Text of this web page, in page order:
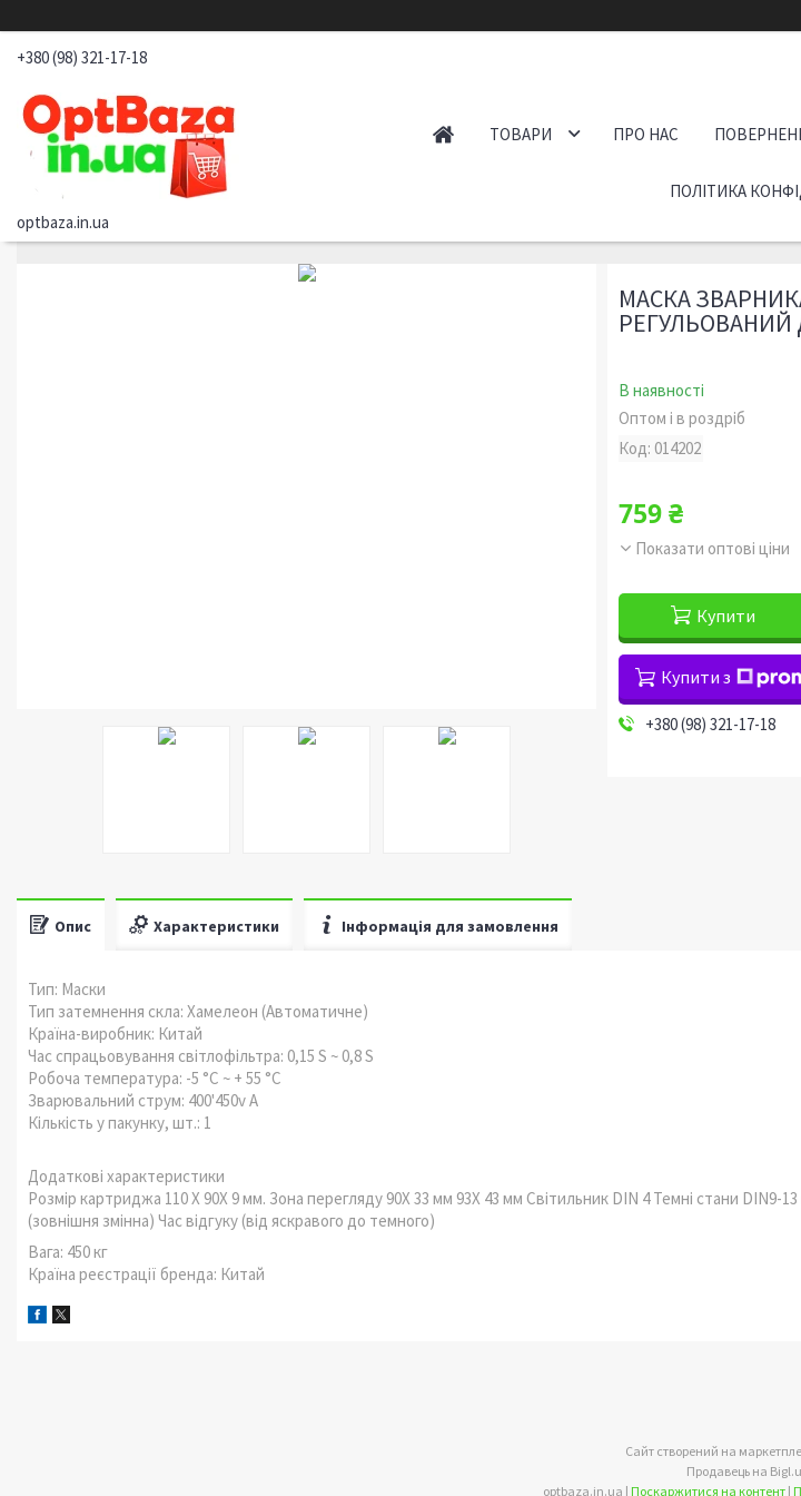
+380 (98) 321-17-18
optbaza.in.ua
ТОВАРИ ПРО НАС
ПОЛІТИКА
МАСКА
РЕГУЛЬОВАНИЙ
В наявності
Оптом і в роздріб
Код: 014202
759 ₴
Показати оптові ціни
Купити
Купити з
+380 (98) 321-17-18
Опис Характеристики Інформація для замовлення
Тип: Маски
Тип затемнення скла: Хамелеон (Автоматичне)
Країна-виробник: Китай
Час спрацьовування світлофільтра: 0,15 S ~ 0,8 S
Робоча температура: -5 °C ~ + 55 °C
Зварювальний струм: 400'450v А
Кількість у пакунку, шт.: 1
Додаткові характеристики
Розмір картриджа 110 X 90X 9 мм. Зона перегляду 90X 33 мм 93X 43 мм Світильник DIN 4 Темні стани DIN9-
(зовнішня змінна) Час відгуку (від яскравого до темного)
Вага: 450 кг
Країна реєстрації бренда: Китай
Сайт створений на
Продавець на
optbaza.in.ua | Поскаржитися на контент |